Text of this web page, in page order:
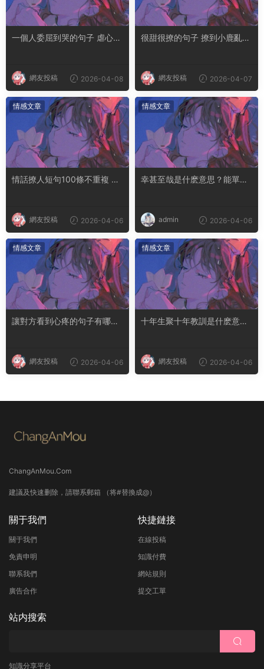
一個人委屈到哭的句子 虐心到
網友投稿 2026-04-08
很甜很撩的句子 撩到小鹿亂撞
網友投稿 2026-04-07
情感文章
情話撩人短句100條不重複 土
網友投稿 2026-04-06
情感文章
幸甚至哉是什麽意思？能單獨
admin 2026-04-06
情感文章
讓對方看到心疼的句子有哪
網友投稿 2026-04-06
情感文章
十年生聚十年教訓是什麽意思
網友投稿 2026-04-06
ChangAnMou.Com
建議及快速删除，請聯系郵箱 （将#替換成@）
關于我們
關于我們
免責申明
聯系我們
廣告合作
快捷鏈接
在線投稿
知識付費
網站規則
提交工單
站内搜索
知識分享平台